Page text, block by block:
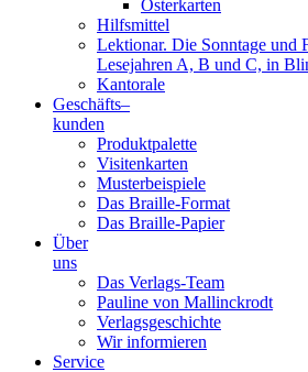
Osterkarten
Hilfsmittel
Lektionar. Die Sonntage und
Lesejahren A, B und C, in
Kantorale
Geschäfts­–
kunden
Produktpalette
Visitenkarten
Musterbeispiele
Das Braille-Format
Das Braille-Papier
Über
uns
Das Verlags-Team
Pauline von Mallinckrodt
Verlagsgeschichte
Wir informieren
Service